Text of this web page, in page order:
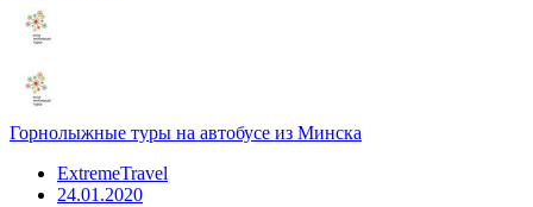
Горнолыжные туры на автобусе из Минска
ExtremeTravel
24.01.2020